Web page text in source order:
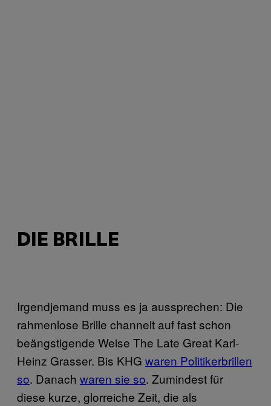
DIE BRILLE
Irgendjemand muss es ja aussprechen: Die
rahmenlose Brille channelt auf fast schon
beängstigende Weise The Late Great Karl-
Heinz Grasser. Bis KHG waren Politikerbrillen
so. Danach waren sie so. Zumindest für
diese kurze, glorreiche Zeit, die als